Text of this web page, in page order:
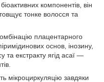
компонентів, він
тонке волосся та
плацентарного
основ, інозину,
та екстракту ягід асаї —
мікроциркуляцію завдяки